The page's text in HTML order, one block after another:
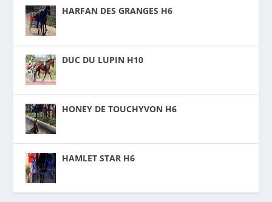
HARFAN DES GRANGES H6
DUC DU LUPIN H10
HONEY DE TOUCHYVON H6
HAMLET STAR H6